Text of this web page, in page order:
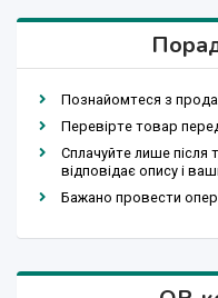
Познайомтеся з
Перевірте товар
Сплачуйте лише після
відповідає опису і
Бажано провести